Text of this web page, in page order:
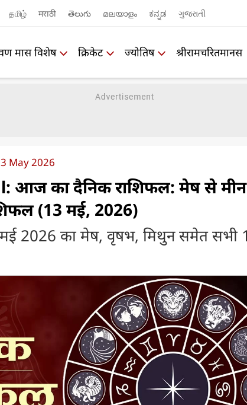
தமிழ் मराठी తెలుగు മലയാളം ಕನ್ನಡ ગુજરાતી
मास विशेष क्रिकेट ज्योतिष श्रीरामचरितमानस
May 2026
आज का दैनिक राशिफल: मेष से
(13 मई, 2026)
2026 का मेष, वृषभ, मिथुन समेत सभी